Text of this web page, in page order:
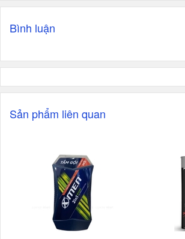
Bình luận
Sản phẩm liên quan